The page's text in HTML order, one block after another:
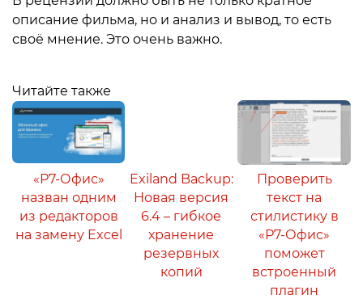
описание фильма, но и анализ и вывод, то есть
своё мнение. Это очень важно.
Читайте также
«Р7-Офис»
назван одним
из редакторов
на замену Excel
Exiland Backup:
Новая версия
6.4 – гибкое
хранение
резервных
копий
Проверить
текст на
стилистику в
«Р7-Офис»
поможет
встроенный
плагин